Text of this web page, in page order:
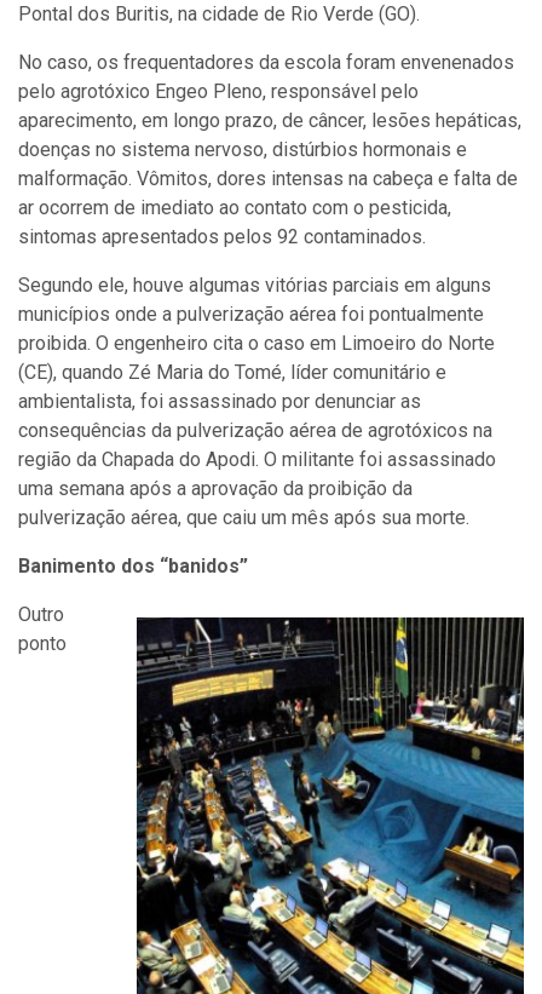
Pontal dos Buritis, na cidade de Rio Verde (GO).
No caso, os frequentadores da escola foram envenenados
pelo agrotóxico Engeo Pleno, responsável pelo
aparecimento, em longo prazo, de câncer, lesões hepáticas,
doenças no sistema nervoso, distúrbios hormonais e
malformação. Vômitos, dores intensas na cabeça e falta de
ar ocorrem de imediato ao contato com o pesticida,
sintomas apresentados pelos 92 contaminados.
Segundo ele, houve algumas vitórias parciais em alguns
municípios onde a pulverização aérea foi pontualmente
proibida. O engenheiro cita o caso em Limoeiro do Norte
(CE), quando Zé Maria do Tomé, líder comunitário e
ambientalista, foi assassinado por denunciar as
consequências da pulverização aérea de agrotóxicos na
região da Chapada do Apodi. O militante foi assassinado
uma semana após a aprovação da proibição da
pulverização aérea, que caiu um mês após sua morte.
Banimento dos “banidos”
Outro
ponto